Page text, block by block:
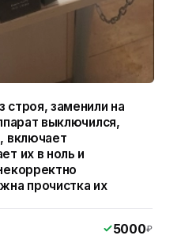
заменили на
выключился,
включает
их в ноль и
прочистка их
5000₽